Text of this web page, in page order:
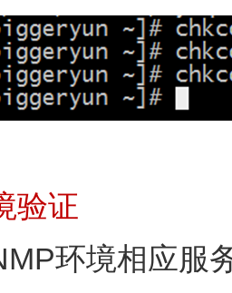
验证
环境相应服